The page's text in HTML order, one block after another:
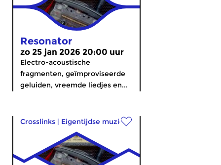
Resonator
zo 25 jan 2026 20:00 uur
Electro-acoustische
fragmenten, geïmproviseerde
geluiden, vreemde liedjes en...
Crosslinks | Eigentijdse muziek